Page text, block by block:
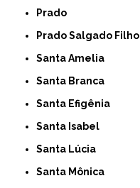
Prado
Prado Salgado Filho
Santa Amelia
Santa Branca
Santa Efigênia
Santa Isabel
Santa Lúcia
Santa Mônica